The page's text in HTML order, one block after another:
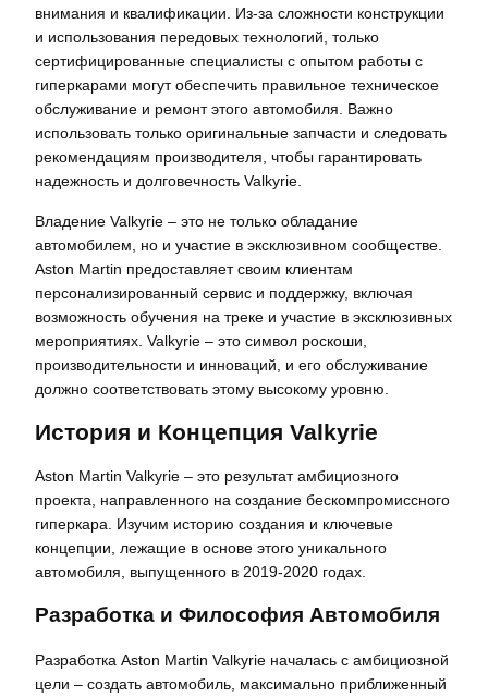
внимания и квалификации. Из-за сложности конструкции
и использования передовых технологий, только
сертифицированные специалисты с опытом работы с
гиперкарами могут обеспечить правильное техническое
обслуживание и ремонт этого автомобиля. Важно
использовать только оригинальные запчасти и следовать
рекомендациям производителя, чтобы гарантировать
надежность и долговечность Valkyrie.
Владение Valkyrie – это не только обладание
автомобилем, но и участие в эксклюзивном сообществе.
Aston Martin предоставляет своим клиентам
персонализированный сервис и поддержку, включая
возможность обучения на треке и участие в эксклюзивных
мероприятиях. Valkyrie – это символ роскоши,
производительности и инноваций, и его обслуживание
должно соответствовать этому высокому уровню.
История и Концепция Valkyrie
Aston Martin Valkyrie – это результат амбициозного
проекта, направленного на создание бескомпромиссного
гиперкара. Изучим историю создания и ключевые
концепции, лежащие в основе этого уникального
автомобиля, выпущенного в 2019-2020 годах.
Разработка и Философия Автомобиля
Разработка Aston Martin Valkyrie началась с амбициозной
цели – создать автомобиль, максимально приближенный